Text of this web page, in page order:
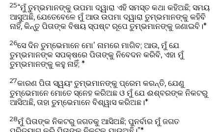
25“ମୁଁ ତୁମ୍ଭମାନଙ୍କୁ ଉପମା ଦ୍ୱାରା ଏହି ସମସ୍ତ କଥା କହିଅଛି; ସମୟ
ଆସୁଅଛି, ଯେତେବେଳେ ମୁଁ ଆଉ ଉପମା ଦ୍ୱାରା ତୁମ୍ଭମାନଙ୍କୁ କହିବି
ନାହିଁ, କିନ୍ତୁ ପିତାଙ୍କ ବିଷୟ ସ୍ପଷ୍ଟ ରୂପେ ତୁମ୍ଭମାନଙ୍କୁ ଜଣାଇବି।*
26ସେ ଦିନ ତୁମ୍ଭେମାନେ ମୋʼ ନାମରେ ମାଗିବ; ଆଉ, ମୁଁ ଯେ
ତୁମ୍ଭମାନଙ୍କ ସପକ୍ଷରେ ପିତାଙ୍କୁ ନିବେଦନ କରିବି, ଏହା ମୁଁ
ତୁମ୍ଭମାନଙ୍କୁ କହୁ ନାହିଁ; *
27କାରଣ ପିତା ସ୍ୱୟଂ ତୁମ୍ଭମାନଙ୍କୁ ପ୍ରେମ କରନ୍ତି, ଯେଣୁ
ତୁମ୍ଭେମାନେ ମୋତେ ସ୍ନେହ କରିଅଛ ଓ ମୁଁ ଯେ ଈଶ୍ବରଙ୍କ ନିକଟରୁ
ଆସିଅଛି, ତାହା ତୁମ୍ଭେମାନେ ବିଶ୍ୱାସ କରିଅଛ।*
28ମୁଁ ପିତାଙ୍କ ନିକଟରୁ ଜଗତକୁ ଆସିଅଛି; ପୁନର୍ବାର ମୁଁ ଜଗତ